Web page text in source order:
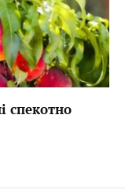
спекотно